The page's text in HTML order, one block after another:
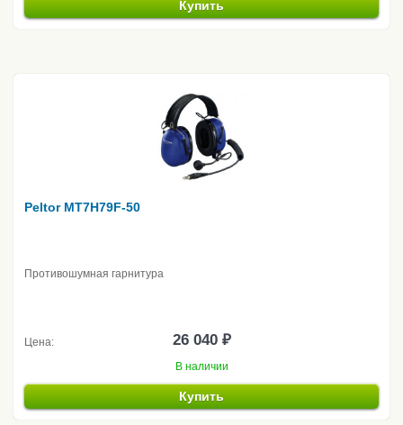
Купить
Peltor MT7H79F-50
Противошумная гарнитура
Цена: 26 040 ₽
В наличии
Купить